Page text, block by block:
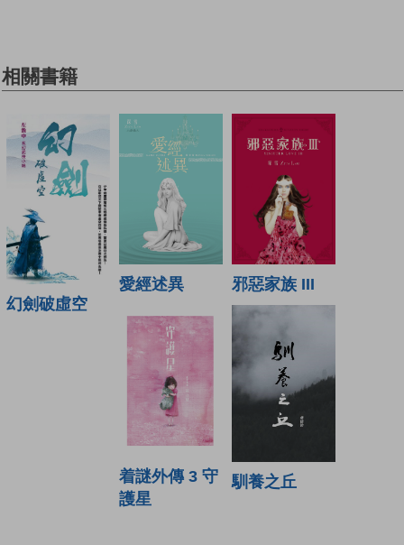
相關書籍
幻劍破虛空
愛經述異 邪惡家族 III
着謎外傳 3 守
護星
馴養之丘